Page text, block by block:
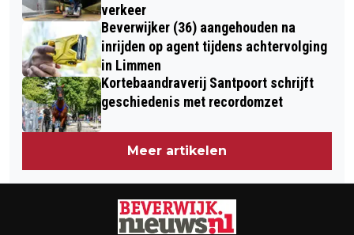
verkeer
Beverwijker (36) aangehouden na
inrijden op agent tijdens achtervolging
in Limmen
Kortebaandraverij Santpoort schrijft
geschiedenis met recordomzet
Meer artikelen